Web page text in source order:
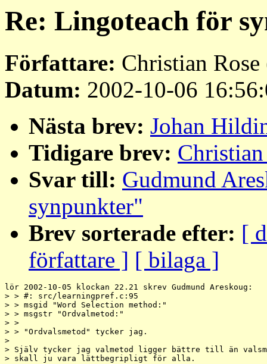
Re: Lingoteach för
Författare: Christian Rose
Datum: 2002-10-06
Nästa brev: Johan
Tidigare brev:
Svar till: Gudmund
synpunkter"
Brev sorterade efter: [
författare ] [ bilaga ]
lör 2002-10-05 klockan 22.21 skrev Gudmund Areskoug:
> > #: src/learningpref.c:95
> > msgid "Word Selection method:"
> > msgstr "Ordvalmetod:"
> >
> > "Ordvalsmetod" tycker jag.
>
> Själv tycker jag valmetod ligger bättre till än
> skall ju vara lättbegripligt för alla.